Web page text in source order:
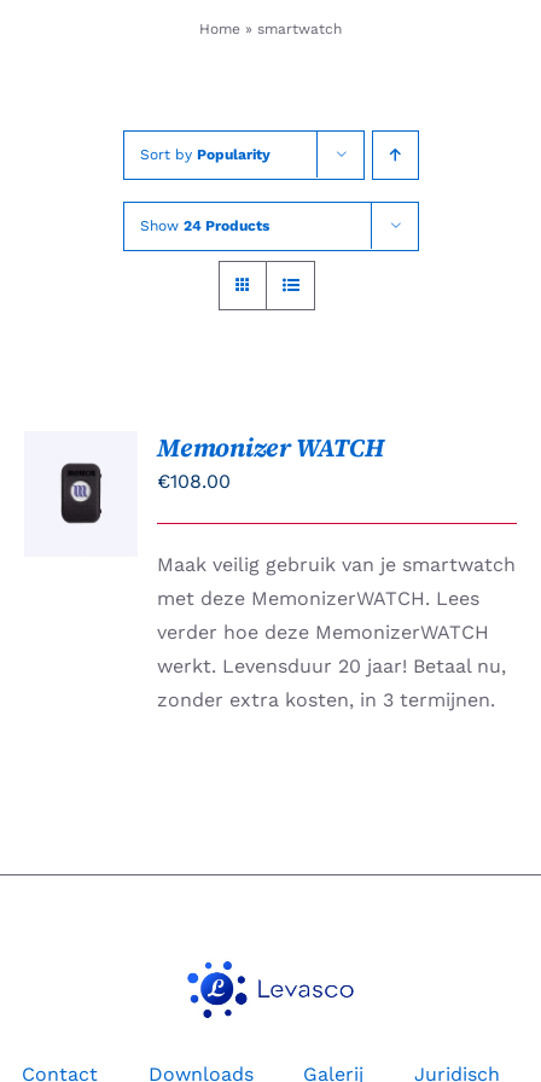
Home » smartwatch
Sort by Popularity
Show 24 Products
AAN
WINKELWAGEN
/
Memonizer WATCH
€108.00
Maak veilig gebruik van je smartwatch
met deze MemonizerWATCH. Lees
verder hoe deze MemonizerWATCH
werkt. Levensduur 20 jaar! Betaal nu,
zonder extra kosten, in 3 termijnen.
Contact Downloads Galerij Juridisch